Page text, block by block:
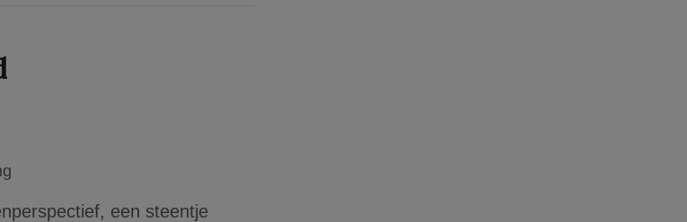
een steentje